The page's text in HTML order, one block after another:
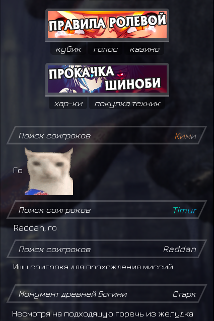
кубик голос казино
хар-ки покупка техник
Поиск соигроков Кими
Го
Поиск соигроков Timur
Raddan , го
Поиск соигроков Raddan
Ищу соигрока для прохождения миссий.
Желательно, чтобы был из Киригакуре.
Поиск соигроков Storm Sensei
Монумент древней Богини
Старк
Несмотря на подходящую горечь из желудка